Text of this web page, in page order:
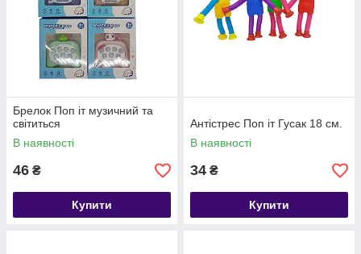
Брелок Поп іт музичний та
світиться
В наявності
46 ₴
Купити
Антістрес Поп іт Гусак 18 см.
В наявності
34 ₴
Купити